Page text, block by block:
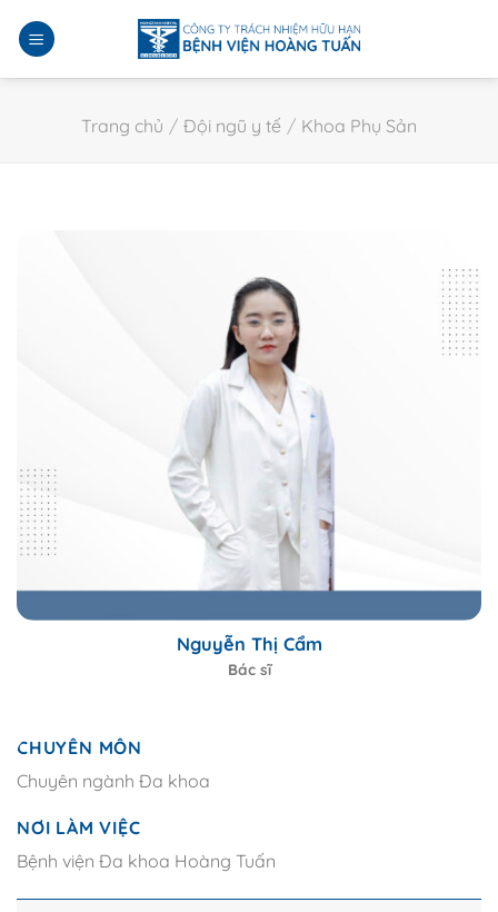
qua
Trang chủ / Đội ngũ y tế / Khoa Phụ Sản
Nguyễn Thị Cẩm
Bác sĩ
CHUYÊN MÔN
Chuyên ngành Đa khoa
NƠI LÀM VIỆC
Bệnh viện Đa khoa Hoàng Tuấn